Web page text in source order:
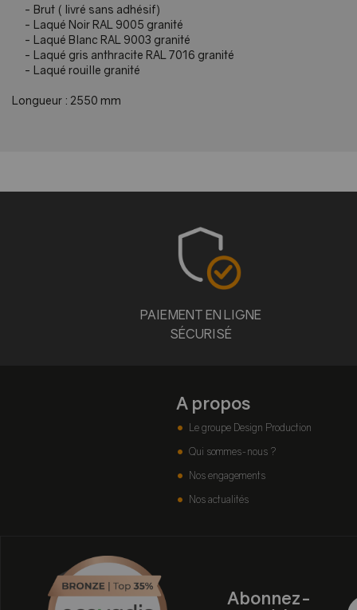
- Brut ( livré sans adhésif)
- Laqué Noir RAL 9005 granité
- Laqué Blanc RAL 9003 granité
- Laqué gris anthracite RAL 7016 granité
- Laqué rouille granité
Longueur : 2550 mm
PAIEMENT EN LIGNE
SÉCURISÉ
A propos
Le groupe Design Production
Qui sommes-nous ?
Nos engagements
Nos actualités
Abonnez-